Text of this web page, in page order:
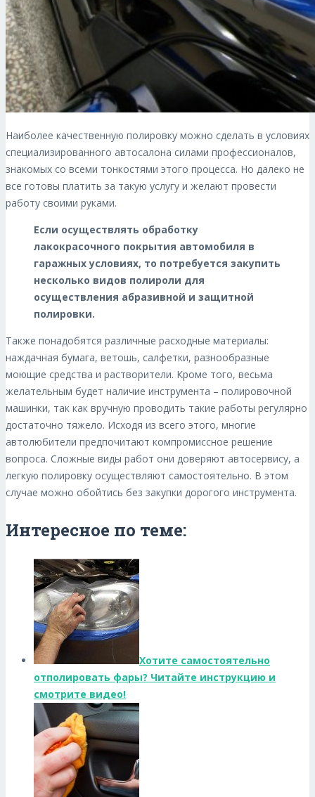
Наиболее качественную полировку можно сделать в условиях
специализированного автосалона силами профессионалов,
знакомых со всеми тонкостями этого процесса. Но далеко не
все готовы платить за такую услугу и желают провести
работу своими руками.
Если осуществлять обработку
лакокрасочного покрытия автомобиля в
гаражных условиях, то потребуется закупить
несколько видов полироли для
осуществления абразивной и защитной
полировки.
Также понадобятся различные расходные материалы:
наждачная бумага, ветошь, салфетки, разнообразные
моющие средства и растворители. Кроме того, весьма
желательным будет наличие инструмента – полировочной
машинки, так как вручную проводить такие работы регулярно
достаточно тяжело. Исходя из всего этого, многие
автолюбители предпочитают компромиссное решение
вопроса. Сложные виды работ они доверяют автосервису, а
легкую полировку осуществляют самостоятельно. В этом
случае можно обойтись без закупки дорогого инструмента.
Интересное по теме:
Хотите самостоятельно
отполировать фары? Читайте инструкцию и
смотрите видео!